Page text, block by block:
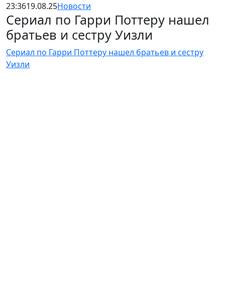
23:3619.08.25Новости
Сериал по Гарри Поттеру нашел
братьев и сестру Уизли
Сериал по Гарри Поттеру нашел братьев и сестру
Уизли